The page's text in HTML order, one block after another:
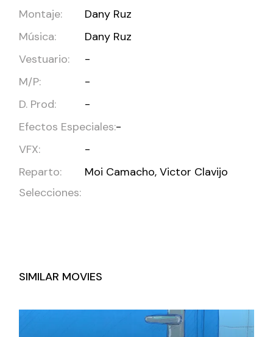
Montaje:
Dany Ruz
Música:
Dany Ruz
Vestuario:
-
M/P:
-
D. Prod:
-
Efectos Especiales:-
VFX:
-
Reparto:
Moi Camacho, Victor Clavijo
Selecciones:
SIMILAR MOVIES